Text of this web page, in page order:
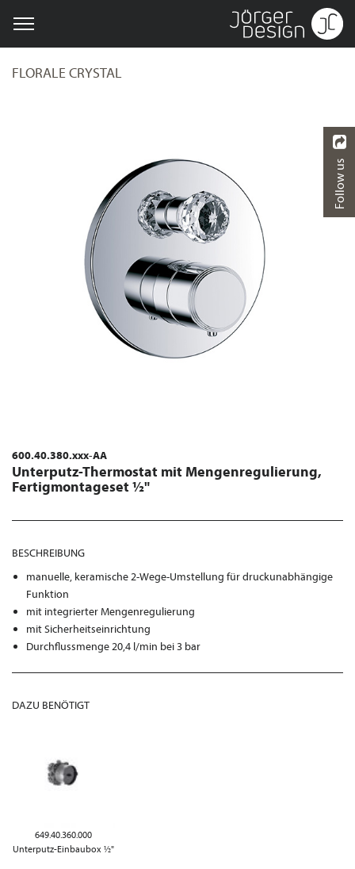
FLORALE CRYSTAL
600.40.380.xxx-AA
Unterputz-Thermostat mit Mengenregulierung,
Fertigmontageset ½"
BESCHREIBUNG
manuelle, keramische 2-Wege-Umstellung für druckunabhängige
Funktion
mit integrierter Mengenregulierung
mit Sicherheitseinrichtung
Durchflussmenge 20,4 l/min bei 3 bar
DAZU BENÖTIGT
649.40.360.000
Unterputz-Einbaubox ½"
Follow us